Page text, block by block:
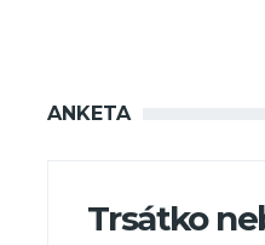
ANKETA
Trsátko